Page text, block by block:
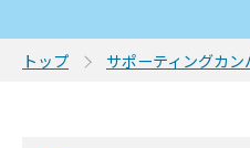
トップ サポーティングカン